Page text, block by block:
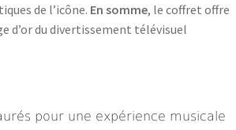
de l’icône. En somme, le coffret offre
d’or du divertissement télévisuel
pour une expérience musicale